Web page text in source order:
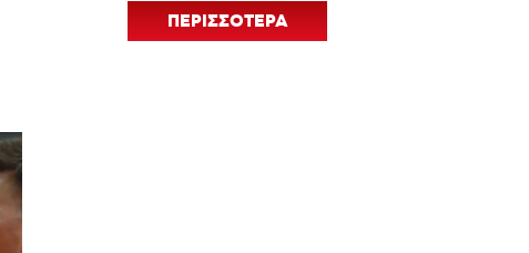
Παναθηναϊκό στη
EuroLeague 2026-27
ΠΕΡΙΣΣΟΤΕΡΑ